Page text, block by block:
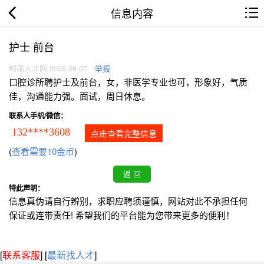
信息内容
护士 前台
和硕人才网 2026.08.07 举报
口腔诊所聘护士及前台，女，非医学专业也可，形象好，气质
佳，沟通能力强。面试，周日休息。
联系人手机/微信：
132****3608 点击查看完整信息
(查看需要10金币)
特此声明：
信息真伪请自行辨别，求职应聘须谨慎，网站对此不承担任何
保证或连带责任! 希望我们的平台能为您带来更多的便利！
[联系客服] [最新找人才]